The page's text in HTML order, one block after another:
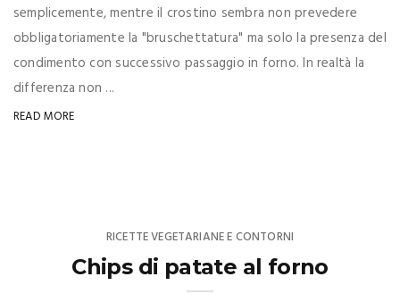
semplicemente, mentre il crostino sembra non prevedere
obbligatoriamente la "bruschettatura" ma solo la presenza del
condimento con successivo passaggio in forno. In realtà la
differenza non ...
READ MORE
RICETTE VEGETARIANE E CONTORNI
Chips di patate al forno